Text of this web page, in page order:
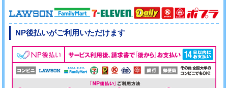
NP後払いがご利用いただけます